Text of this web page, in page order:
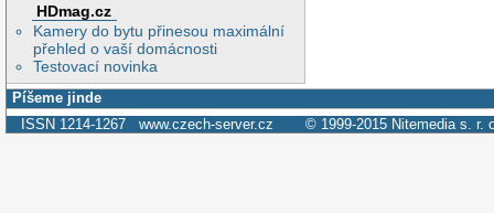
HDmag.cz
Kamery do bytu přinesou maximální
přehled o vaší domácnosti
Testovací novinka
Píšeme jinde
ISSN 1214-1267 www.czech-server.cz © 1999-2015 Nitemedia s. r.